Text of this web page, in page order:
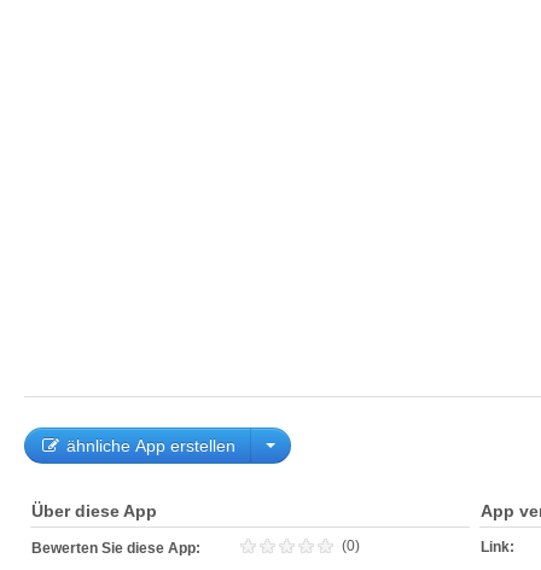
ähnliche App erstellen
Über diese App
Bewerten Sie diese App: (0)
App
Link: